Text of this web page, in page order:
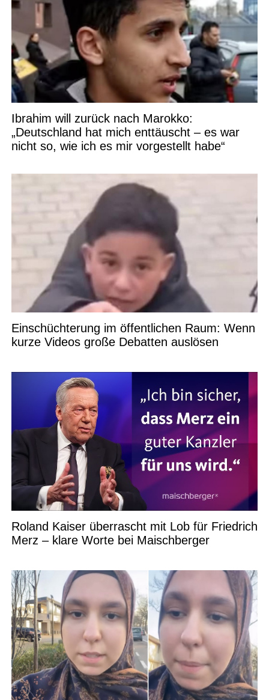
Ibrahim will zurück nach Marokko:
„Deutschland hat mich enttäuscht – es war
nicht so, wie ich es mir vorgestellt habe“
Einschüchterung im öffentlichen Raum: Wenn
kurze Videos große Debatten auslösen
Roland Kaiser überrascht mit Lob für Friedrich
Merz – klare Worte bei Maischberger